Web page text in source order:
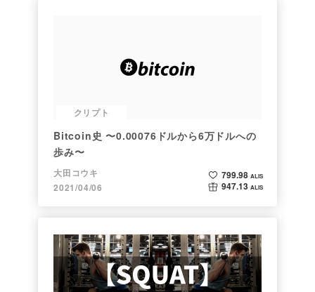
クリプト
Bitcoin史 〜0.00076ドルから6万ドルへの
歩み〜
大田コウキ
2021/04/06
799.98 ALIS
947.13 ALIS